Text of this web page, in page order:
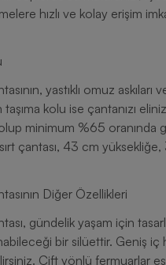
hızlı ve kolay erişim
yastıklı omuz askıları
kolu ise çantanızı
minimum %65
çantası, 43 cm
Diğer Özellikleri
gündelik yaşam için
bir silüettir. Geniş
Çift yönlü fermuarlar